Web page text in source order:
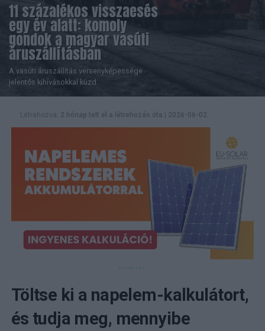
11 százalékos visszaesés
egy év alatt: komoly
gondok a magyar vasúti
áruszállításban
A vasúti áruszállítás versenyképessége
jelentős kihívásokkal küzd.
Létrehozva: 2 hónap telt el a létrehozás óta 2026-06-02
Töltse ki a napelem-kalkulátort,
és tudja meg, mennyibe